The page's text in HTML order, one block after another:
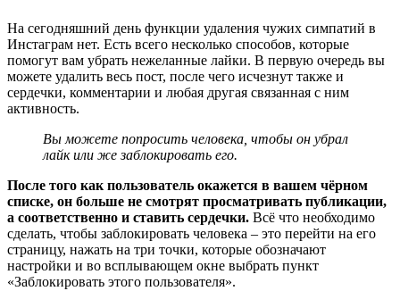
На сегодняшний день функции удаления чужих симпатий в
Инстаграм нет. Есть всего несколько способов, которые
помогут вам убрать нежеланные лайки. В первую очередь вы
можете удалить весь пост, после чего исчезнут также и
сердечки, комментарии и любая другая связанная с ним
активность.
Вы можете попросить человека, чтобы он убрал
лайк или же заблокировать его.
После того как пользователь окажется в вашем чёрном
списке, он больше не смотрят просматривать публикации,
а соответственно и ставить сердечки. Всё что необходимо
сделать, чтобы заблокировать человека – это перейти на его
страницу, нажать на три точки, которые обозначают
настройки и во всплывающем окне выбрать пункт
«Заблокировать этого пользователя».